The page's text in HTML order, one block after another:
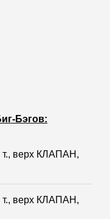
Бэгов:
т., верх КЛАПАН,
т., верх КЛАПАН,